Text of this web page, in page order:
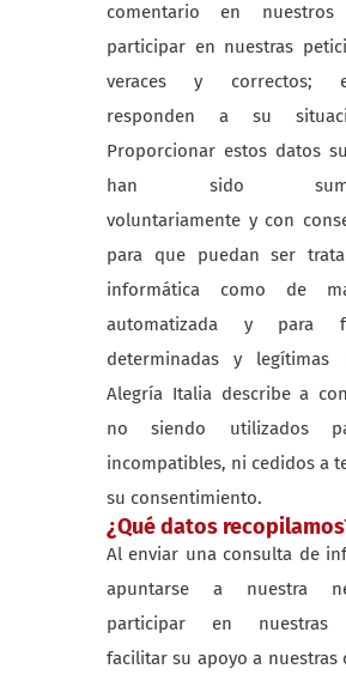
comentario en
participar en nuestras
veraces y correctos;
responden a su
Proporcionar estos datos
han sido
voluntariamente y con
para que puedan ser
informática como de
automatizada y para
determinadas y
Alegría Italia describe a
no siendo utilizados
incompatibles, ni cedidos a
su consentimiento.
¿Qué datos
Al enviar una consulta de
apuntarse a nuestra
participar en nuestras
facilitar su apoyo a nuestras